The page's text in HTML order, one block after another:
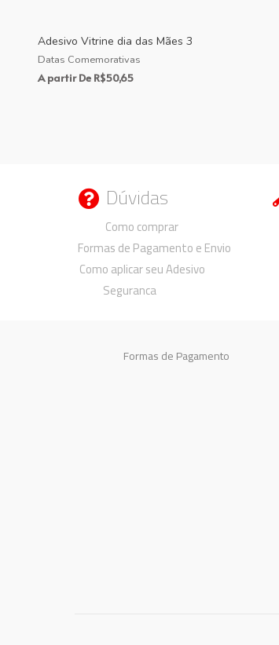
Adesivo Vitrine dia das Mães 3
Datas Comemorativas
A partir De R$50,65
Duvidas
Dúvidas
Como comprar
Formas de Pagamento e Envio
Como aplicar seu Adesivo
Seguranca
Formas de Pagamento